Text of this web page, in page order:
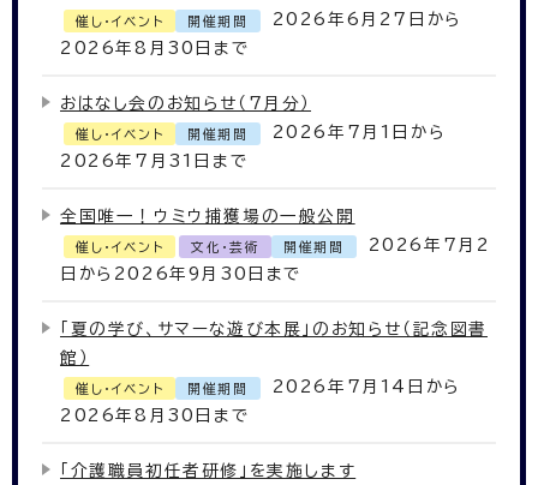
催し・イベント 開催期間
2026年6月27日から
2026年8月30日まで
おはなし会のお知らせ（7月分）
催し・イベント 開催期間
2026年7月1日から
2026年7月31日まで
全国唯一！ウミウ捕獲場の一般公開
催し・イベント 文化・芸術 開催期間
2026年7月2
日から2026年9月30日まで
「夏の学び、サマーな遊び本展」のお知らせ（記念図書
館）
催し・イベント 開催期間
2026年7月14日から
2026年8月30日まで
「介護職員初任者研修」を実施します